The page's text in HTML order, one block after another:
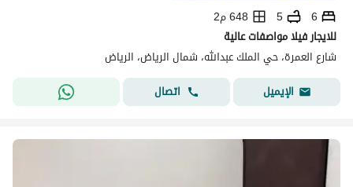
6
5
648 م2
للايجار فيلا مواصفات عالية
شارع العمرة، حي الملك عبدالله، شمال الرياض، الرياض
الإيميل
اتصال